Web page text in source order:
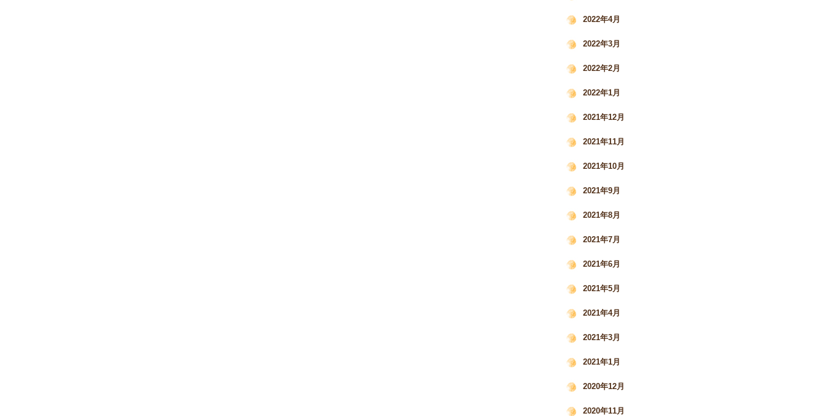
2022年4月
2022年3月
2022年2月
2022年1月
2021年12月
2021年11月
2021年10月
2021年9月
2021年8月
2021年7月
2021年6月
2021年5月
2021年4月
2021年3月
2021年1月
2020年12月
2020年11月